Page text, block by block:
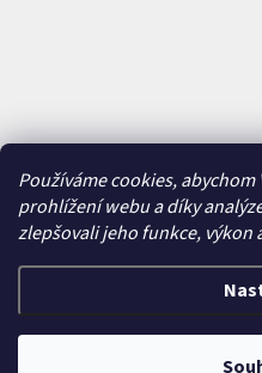
Používáme cookies,
prohlížení webu a díky
zlepšovali jeho funkce, výkon
Vytvořil Shoptet